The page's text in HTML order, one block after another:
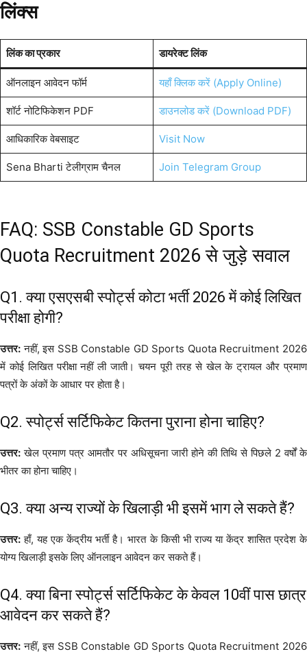
लिंक्स
लिंक का प्रकार डायरेक्ट लिंक
ऑनलाइन आवेदन फॉर्म यहाँ क्लिक करें (Apply Online)
शॉर्ट नोटिफिकेशन PDF डाउनलोड करें (Download PDF)
आधिकारिक वेबसाइट Visit Now
Sena Bharti टेलीग्राम चैनल Join Telegram Group
FAQ: SSB Constable GD Sports
Quota Recruitment 2026 से जुड़े सवाल
Q1. क्या एसएसबी स्पोर्ट्स कोटा भर्ती 2026 में कोई लिखित
परीक्षा होगी?
उत्तर: नहीं, इस SSB Constable GD Sports Quota Recruitment 2026
में कोई लिखित परीक्षा नहीं ली जाती। चयन पूरी तरह से खेल के ट्रायल और प्रमाण
पत्रों के अंकों के आधार पर होता है।
Q2. स्पोर्ट्स सर्टिफिकेट कितना पुराना होना चाहिए?
उत्तर: खेल प्रमाण पत्र आमतौर पर अधिसूचना जारी होने की तिथि से पिछले 2 वर्षों के
भीतर का होना चाहिए।
Q3. क्या अन्य राज्यों के खिलाड़ी भी इसमें भाग ले सकते हैं?
उत्तर: हाँ, यह एक केंद्रीय भर्ती है। भारत के किसी भी राज्य या केंद्र शासित प्रदेश के
योग्य खिलाड़ी इसके लिए ऑनलाइन आवेदन कर सकते हैं।
Q4. क्या बिना स्पोर्ट्स सर्टिफिकेट के केवल 10वीं पास छात्र
आवेदन कर सकते हैं?
उत्तर: नहीं, इस SSB Constable GD Sports Quota Recruitment 2026